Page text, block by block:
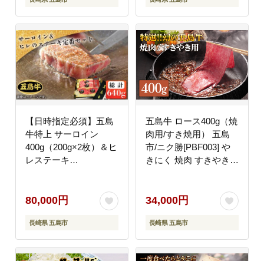
【日時指定必須】五島
牛特上 サーロイン
400g（200g×2枚）＆ヒ
レステーキ
番セット】 五島市/鬼岳
80,000円
長崎県 五島市
五島牛 ロース400g（焼
肉用/すき焼用） 五島
市/ニク勝[PBF003] や
きにく 焼肉 すきやき
34,000円
長崎県 五島市